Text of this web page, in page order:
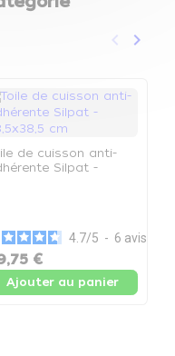
Précédent
keyboard_arrow_left keyboard_arrow_right
de cuisson anti-
Silpat -
4.7/5 - 6 avis
€
Ajouter au panier